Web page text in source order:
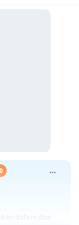
dalam dua